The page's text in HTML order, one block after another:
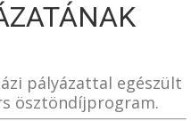
pályázattal egészült
ösztöndíjprogram.